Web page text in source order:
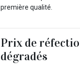
première qualité.
Prix de
dégradés